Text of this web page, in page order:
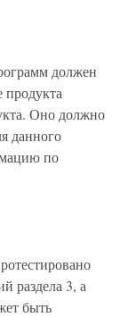
должен
продукта
Оно должно
данного
по
раздела 3, а
быть